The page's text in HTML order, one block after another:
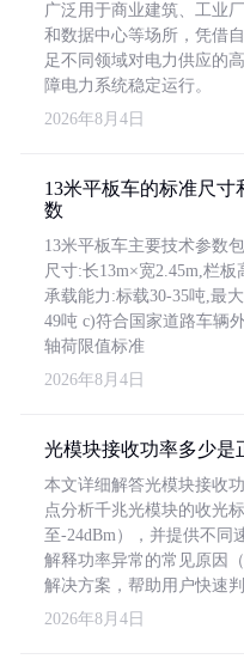
广泛用于商业建筑、工业
和数据中心等场所，凭借
足不同领域对电力供应的
障电力系统稳定运行。
2026年8月4日
13米平板车的标准尺寸
数
13米平板车主要技术参数
尺寸:长13m×宽2.45m,栏板
承载能力:标载30-35吨,最
49吨 c)符合国家道路车辆
轴荷限值标准
2026年8月4日
光模块接收功率多少是
本文详细解答光模块接收
点分析千兆光模块的收光
至-24dBm），并提供不同
解释功率异常的常见原因
解决方案，帮助用户快速
2026年8月4日